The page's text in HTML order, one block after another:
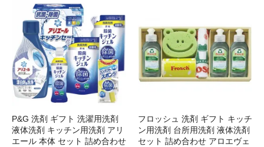
P&G 洗剤 ギフト 洗濯用洗剤
液体洗剤 キッチン用洗剤 アリ
エール 本体 セット 詰め合わせ
フロッシュ 洗剤 ギフト キッチ
ン用洗剤 台所用洗剤 液体洗剤
セット 詰め合わせ アロエヴェ